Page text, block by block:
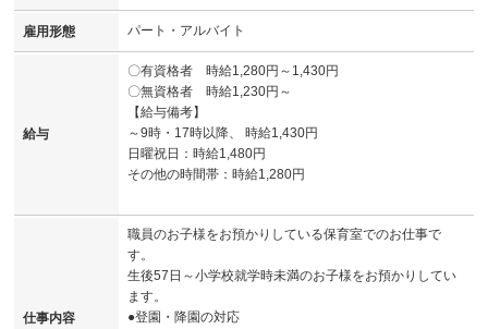
雇用形態 パート・アルバイト
給与
〇有資格者 時給1,280円～1,430円
〇無資格者 時給1,230円～
【給与備考】
～9時・17時以降、 時給1,430円
日曜祝日：時給1,480円
その他の時間帯：時給1,280円
仕事内容
職員のお子様をお預かりしている保育室でのお仕事で
す。
生後57日～小学校就学時未満のお子様をお預かりしてい
ます。
●登園・降園の対応